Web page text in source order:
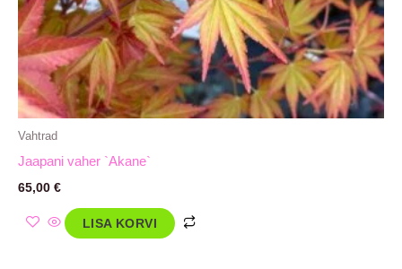
Vahtrad
Jaapani vaher `Akane`
65,00 €
LISA KORVI